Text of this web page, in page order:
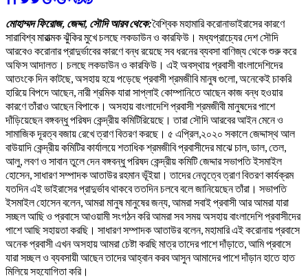
মোহাম্মদ ফিরোজ, জেদ্দা, সৌদি আরব থেকে:বৈশ্বিক মহামারি করোনাভাইরাসের কারণে
সারাবিশ্ব মারাত্মক ঝুঁকির মুখে চলছে লকডাউন ও কারফিউ। মধ্যপ্রাচ্যের দেশ সৌদি
আরবেও করোনার প্রাদুর্ভাবের কারণে বন্ধ রয়েছে সব ধরনের ব্যবসা বাণিজ্য থেকে শুরু করে
অফিস আদালত। চলছে লকডাউন ও কারফিউ। এই অবস্থায় প্রবাসী বাংলাদেশিদের
আতংকে দিন কাটছে, অসহায় হয়ে পড়েছে প্রবাসী শ্রমজীবি মানুষ গুলো, অনেকেই চাকরি
হারিয়ে বিপদে আছেন, নারী শ্রমিক যারা সাপ্লাই কোম্পানিতে আছেন কাজ বন্ধ হওয়ার
কারণে তাঁরাও আছেন বিপাকে। অসহায় বাংলাদেশি প্রবাসী শ্রমজীবী মানুষদের পাশে
দাঁড়িয়েছেন বঙ্গবন্ধু পরিষদ কেন্দ্রীয় কমিটিরিয়েছে। তারা সৌদি আরবের আইন মেনে ও
সামাজিক দূরত্ব বজায় রেখে ত্রাণ বিতরণ করছে। ৫ এপ্রিল,২০২০ সকালে জেদ্দাস্থ আল
বাউয়াদি কেন্দ্রীয় কমিটির কার্যালয়ে শতাধিক শ্রমজীবি প্রবাসীদের মাঝে চাল, ডাল, তেল,
আলু, লবণ ও সাবান তুলে দেন বঙ্গবন্ধু পরিষদ কেন্দ্রীয় কমিটি জেদ্দার সভাপতি ইসমাইল
হোসেন, সাধারণ সম্পাদক আতাউর রহমান ভূঁইয়া। তাদের নেতৃত্বে ত্রাণ বিতরণ কার্যক্রম
যতদিন এই ভাইরাসের প্রাদুর্ভাব থাকবে ততদিন চলবে বলে জানিয়েছেন তাঁরা। সভাপতি
ইসমাইল হোসেন বলেন, আমরা মানুষ মানুষের জন্য, আমরা সবাই প্রবাসী আর আমরা যারা
সচ্ছল আছি ও প্রবাসে আওয়ামী সংগঠন করি আমরা সব সময় অসহায় বাংলাদেশি প্রবাসীদের
পাশে আছি সহায়তা করছি। সাধারণ সম্পাদক আতাউর বলেন, মহামারি এই করোনায় প্রবাসে
অনেক প্রবাসী এখন অসহায় আমরা চেষ্টা করছি মাত্র তাদের পাশে দাঁড়াতে, আমি প্রবাসে
যারা সচ্ছল ও ব্যবসায়ী আছেন তাদের আহ্বান করব আসুন আমাদের পাশে দাঁড়ান হাতে হাত
মিলিয়ে সহযোগিতা করি।